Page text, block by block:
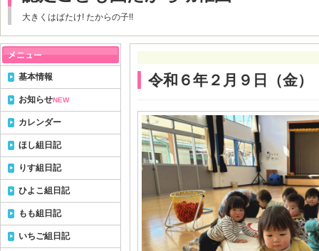
大きくはばたけ! たからの子!!
令和６年２月９日（金）
基本情報
お知らせNEW
カレンダー
ほし組日記
りす組日記
ひよこ組日記
もも組日記
いちご組日記